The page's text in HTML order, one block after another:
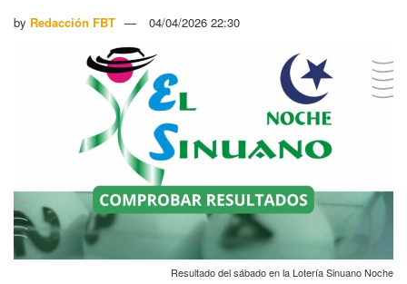
by Redacción FBT 04/04/2026 22:30
Resultado del sábado en la Lotería Sinuano Noche